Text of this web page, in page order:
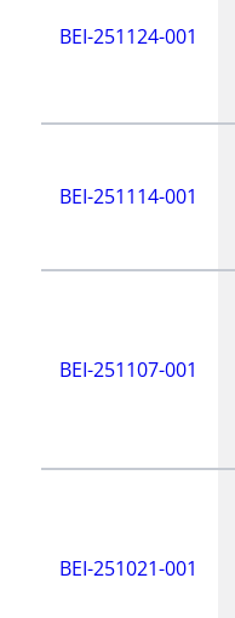
BEI-251124-001
BEI-251114-001
BEI-251107-001
BEI-251021-001